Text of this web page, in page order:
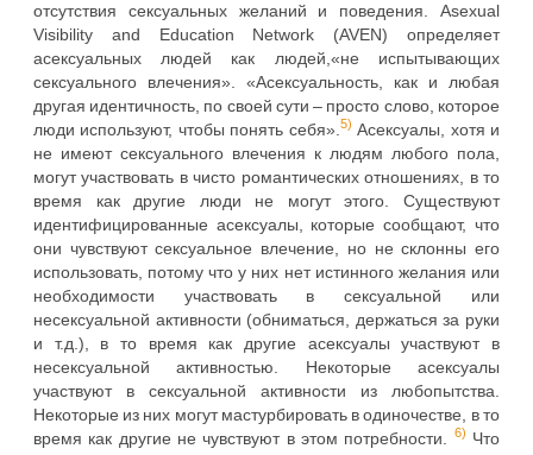
отсутствия сексуальных желаний и поведения. Asexual
Visibility and Education Network (AVEN) определяет
асексуальных людей как людей,«не испытывающих
сексуального влечения». «Асексуальность, как и любая
другая идентичность, по своей сути – просто слово, которое
люди используют, чтобы понять себя».5) Асексуалы, хотя и
не имеют сексуального влечения к людям любого пола,
могут участвовать в чисто романтических отношениях, в то
время как другие люди не могут этого. Существуют
идентифицированные асексуалы, которые сообщают, что
они чувствуют сексуальное влечение, но не склонны его
использовать, потому что у них нет истинного желания или
необходимости участвовать в сексуальной или
несексуальной активности (обниматься, держаться за руки
и т.д.), в то время как другие асексуалы участвуют в
несексуальной активностью. Некоторые асексуалы
участвуют в сексуальной активности из любопытства.
Некоторые из них могут мастурбировать в одиночестве, в то
время как другие не чувствуют в этом потребности. 6) Что